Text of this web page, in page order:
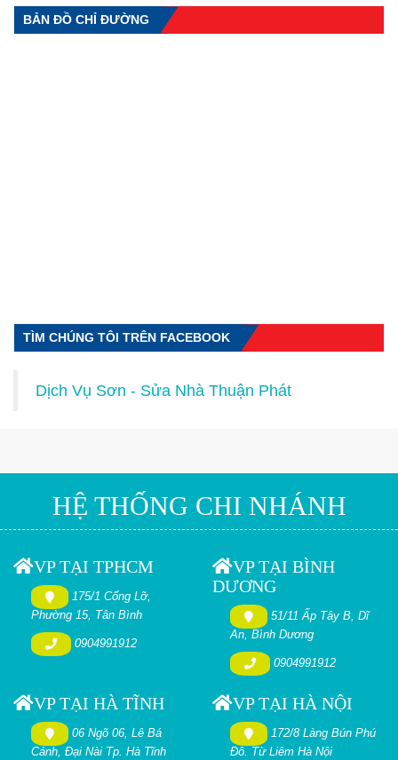
BẢN ĐỒ CHỈ ĐƯỜNG
TÌM CHÚNG TÔI TRÊN FACEBOOK
Dịch Vụ Sơn - Sửa Nhà Thuận Phát
HỆ THỐNG CHI NHÁNH
VP TẠI TPHCM
175/1 Cống Lỡ,
Phường 15, Tân Bình
0904991912
VP TẠI BÌNH
DƯƠNG
51/11 Ấp Tây B, Dĩ
An, Bình Dương
0904991912
VP TẠI HÀ TĨNH
06 Ngõ 06, Lê Bá
Cảnh, Đại Nài Tp. Hà Tĩnh
VP TẠI HÀ NỘI
172/8 Làng Bún Phú
Đô. Từ Liêm Hà Nội